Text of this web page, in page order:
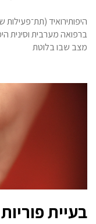
היפותירואיד
ברפואה מערבית וסינית
מצב שבו בלוטת
בעיית פוריות